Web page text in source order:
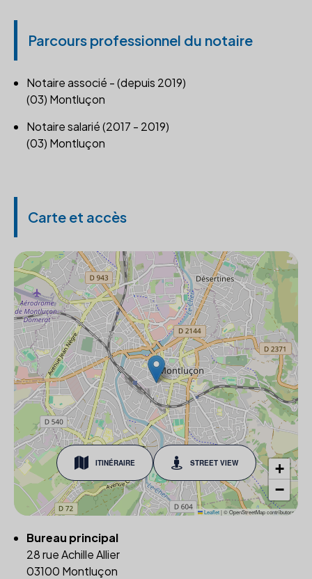
Parcours professionnel du notaire
Notaire associé - (depuis 2019)
(03) Montluçon
Notaire salarié (2017 - 2019)
(03) Montluçon
Carte et accès
ITINÉRAIRE STREET VIEW
+
−
Leaflet|© OpenStreetMap contributors
Bureau principal
28 rue Achille Allier
03100 Montluçon